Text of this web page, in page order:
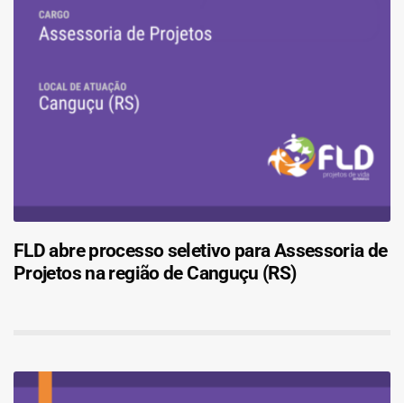
FLD abre processo seletivo para Assessoria de
Projetos na região de Canguçu (RS)